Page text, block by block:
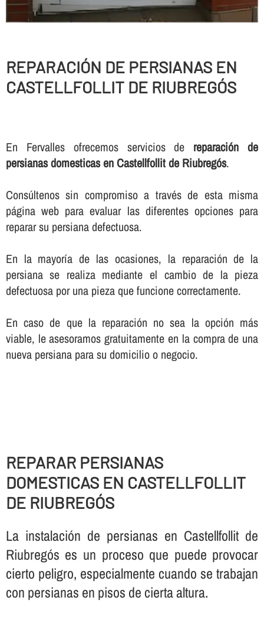
REPARACIÓN DE PERSIANAS EN
CASTELLFOLLIT DE RIUBREGÓS
En Fervalles ofrecemos servicios de reparación de
persianas domesticas en Castellfollit de Riubregós.
Consúltenos sin compromiso a través de esta misma
página web para evaluar las diferentes opciones para
reparar su persiana defectuosa.
En la mayorí­a de las ocasiones, la reparación de la
persiana se realiza mediante el cambio de la pieza
defectuosa por una pieza que funcione correctamente.
En caso de que la reparación no sea la opción más
viable, le asesoramos gratuitamente en la compra de una
nueva persiana para su domicilio o negocio.
REPARAR PERSIANAS
DOMESTICAS EN CASTELLFOLLIT
DE RIUBREGÓS
La instalación de persianas en Castellfollit de
Riubregós es un proceso que puede provocar
cierto peligro, especialmente cuando se trabajan
con persianas en pisos de cierta altura.